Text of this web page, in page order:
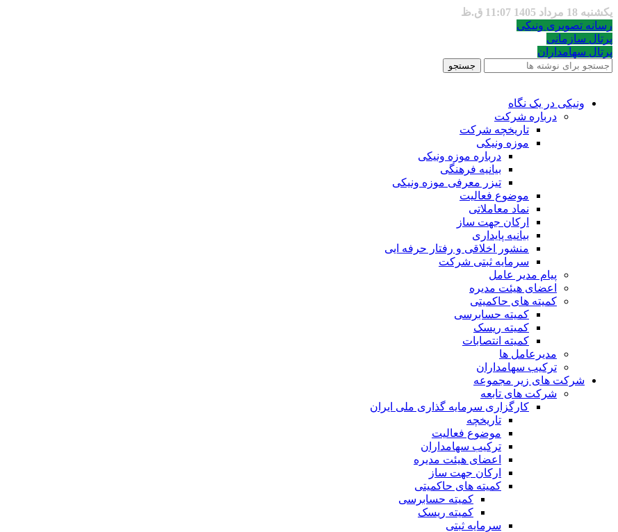
یکشنبه 18 مرداد 1405 11:07 ق.ظ
رسانه تصویری ونیکی
پرتال سازمانی
پرتال سهامداران
جستجو
ونیکی در یک نگاه
درباره شرکت
تاریخچه شرکت
موزه ونیکی
درباره موزه ونیکی
بیانیه فرهنگی
تیزر معرفی موزه ونیکی
موضوع فعالیت
نماد معاملاتی
ارکان جهت ساز
بیانیه پایداری
منشور اخلاقی و رفتار حرفه ایی
سرمایه ثبتی شرکت
پیام مدیر عامل
اعضای هیئت مدیره
کمیته های حاکمیتی
کمیته حسابرسی
کمیته ریسک
کمیته انتصابات
مدیرعامل ها
ترکیب سهامداران
شرکت های زیر مجموعه
شرکت های تابعه
کارگزاری سرمایه گذاری ملی ایران
تاریخچه
موضوع فعالیت
ترکیب سهامداران
اعضای هیئت مدیره
ارکان جهت ساز
کمیته های حاکمیتی
کمیته حسابرسی
کمیته ریسک
سرمایه ثبتی